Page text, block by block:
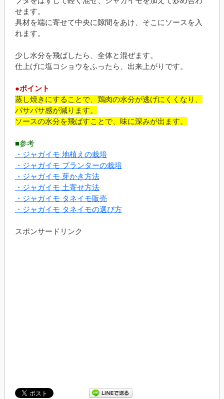
せます。
具材を端に寄せて中央に隙間をあけ、そこにソースを入
れます。
少し水分を飛ばしたら、全体と混ぜます。
仕上げに塩コショウをふったら、出来上がりです。
●ポイント
蒸し焼きにすることで、鶏肉の水分が逃げにくくなり、
パサパサ感が減ります。
ソースの水分を飛ばすことで、味に深みが出ます。
■参考
・ジャガイモ 地植えの栽培
・ジャガイモ プランターの栽培
・ジャガイモ 芽かき方法
・ジャガイモ 土寄せ方法
・ジャガイモ タネイモ販売
・ジャガイモ タネイモの選び方
スポンサードリンク